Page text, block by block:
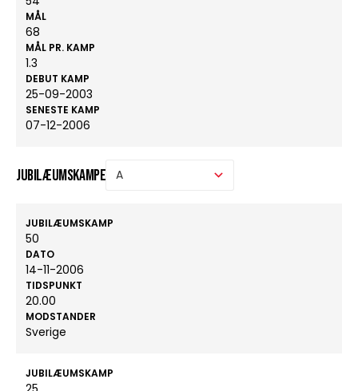
MÅL
68
MÅL PR. KAMP
1.3
DEBUT KAMP
25-09-2003
SENESTE KAMP
07-12-2006
Jubilæumskampe
JUBILÆUMSKAMP
50
DATO
14-11-2006
TIDSPUNKT
20.00
MODSTANDER
Sverige
JUBILÆUMSKAMP